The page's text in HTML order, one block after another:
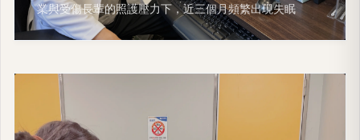
業與受傷長輩的照護壓力下，近三個月頻繁出現失眠